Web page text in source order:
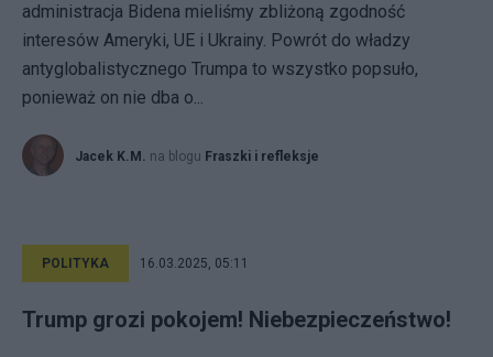
administracja Bidena mieliśmy zbliżoną zgodność
interesów Ameryki, UE i Ukrainy. Powrót do władzy
antyglobalistycznego Trumpa to wszystko popsuło,
ponieważ on nie dba o...
Jacek K.M. na blogu Fraszki i refleksje
POLITYKA 16.03.2025, 05:11
Trump grozi pokojem! Niebezpieczeństwo!